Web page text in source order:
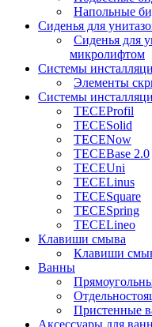
Напольные
Сиденья для
Сиденья для
микролифтом
Системы
Элементы
Системы
TECEProfil
TECESolid
TECENow
TECEBase 2.0
TECEUni
TECELinus
TECESquare
TECESpring
TECELineo
Клавиши смыва
Клавиши
Ванны
Пристенные
Аксессуары для